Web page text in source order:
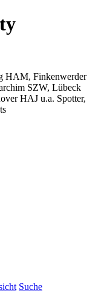
HAM, Finkenwerder
SZW, Lübeck
HAJ u.a. Spotter,
Suche